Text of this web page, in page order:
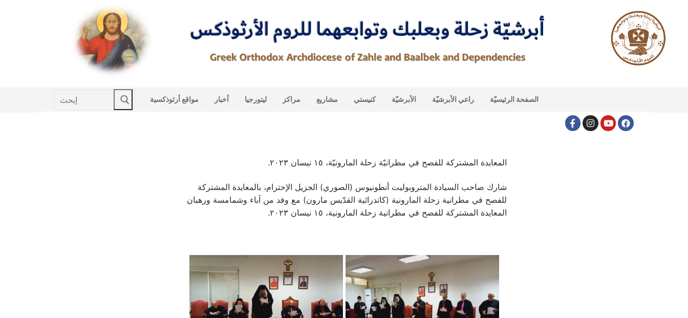
Search
مواقع أرثوذكسية أخبار ليتورجيا مراكز مشاريع كنيستي الأبرشيّة راعي الأبرشيّة الصفحة الرئيسيّة
المعايدة المشتركة للفصح في مطرانيّة زحلة المارونيّة، ١٥ نيسان ٢٠٢٣.
شارك صاحب السيادة المتروبوليت أنطونيوس (الصوري) الجزيل الإحترام، بالمعايدة المشتركة
للفصح في مطرانية زحلة المارونية (كاتدرائية القدّيس مارون) مع وفد من آباء وشمامسة ورهبان
المعايدة المشتركة للفصح في مطرانية زحلة المارونية، ١٥ نيسان ٢٠٢٣.